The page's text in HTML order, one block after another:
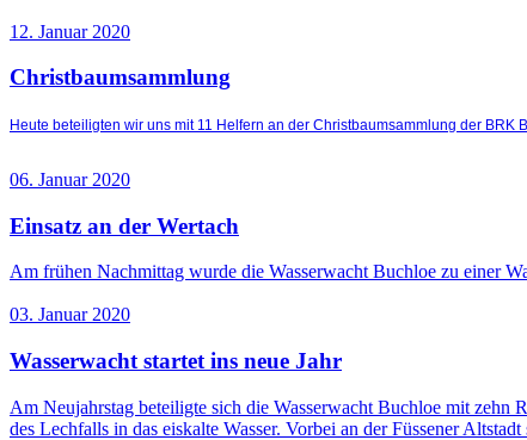
12. Januar 2020
Christbaumsammlung
Heute beteiligten wir uns mit 11 Helfern an der Christbaumsammlung der
06. Januar 2020
Einsatz an der Wertach
Am frühen Nachmittag wurde die Wasserwacht Buchloe zu einer
03. Januar 2020
Wasserwacht startet ins neue Jahr
Am Neujahrstag beteiligte sich die Wasserwacht Buchloe mit zehn
des Lechfalls in das eiskalte Wasser. Vorbei an der Füssener